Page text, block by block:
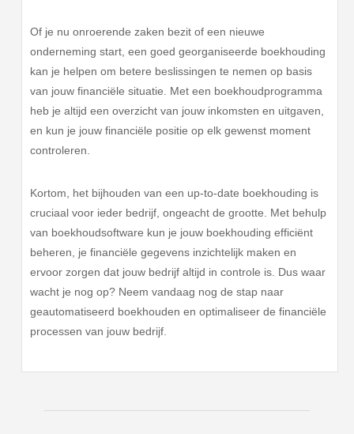
Of je nu onroerende zaken bezit of een nieuwe
onderneming start, een goed georganiseerde boekhouding
kan je helpen om betere beslissingen te nemen op basis
van jouw financiële situatie. Met een boekhoudprogramma
heb je altijd een overzicht van jouw inkomsten en uitgaven,
en kun je jouw financiële positie op elk gewenst moment
controleren.
Kortom, het bijhouden van een up-to-date boekhouding is
cruciaal voor ieder bedrijf, ongeacht de grootte. Met behulp
van boekhoudsoftware kun je jouw boekhouding efficiënt
beheren, je financiële gegevens inzichtelijk maken en
ervoor zorgen dat jouw bedrijf altijd in controle is. Dus waar
wacht je nog op? Neem vandaag nog de stap naar
geautomatiseerd boekhouden en optimaliseer de financiële
processen van jouw bedrijf.